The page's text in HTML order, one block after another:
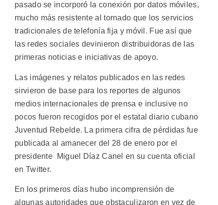
pasado se incorporó la conexión por datos móviles,
mucho más resistente al tornado que los servicios
tradicionales de telefonía fija y móvil. Fue así que
las redes sociales devinieron distribuidoras de las
primeras noticias e iniciativas de apoyo.
Las imágenes y relatos publicados en las redes
sirvieron de base para los reportes de algunos
medios internacionales de prensa e inclusive no
pocos fueron recogidos por el estatal diario cubano
Juventud Rebelde. La primera cifra de pérdidas fue
publicada al amanecer del 28 de enero por el
presidente Miguel Díaz Canel en su cuenta oficial
en Twitter.
En los primeros días hubo incomprensión de
algunas autoridades que obstaculizaron en vez de